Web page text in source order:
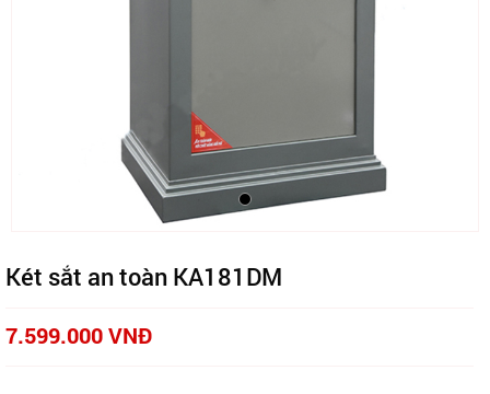
Két sắt an toàn KA181DM
7.599.000 VNĐ